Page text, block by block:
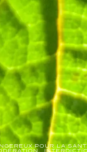
Suckling.
S'INSCRIRE
HISTOIRE
CHAMPAGNES
POUR LA